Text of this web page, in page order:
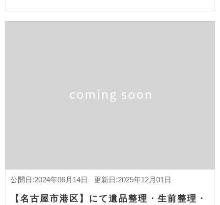
公開日:2024年06月14日 更新日:2025年12月01日
【名古屋市港区】にて遺品整理・生前整理・